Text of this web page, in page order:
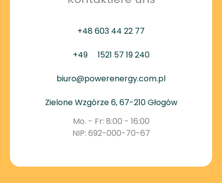
+48 603 44 22 77
+49 1521 57 19 240
biuro@powerenergy.com.pl
Zielone Wzgórze 6, 67-210 Głogów
Mo. - Fr: 8:00 - 16:00
NIP: 692-000-70-67